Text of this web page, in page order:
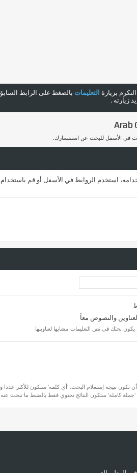
بزيارة التعليمات بالضغط على الرابط
زيارته .
في الأسفل للبحث عن استفسارك.
استخدم الروابط في الأسفل أو قم
والنصوص معاً
يكون بحثك في نص التعليمات مشابها لعناوينها
أن تكون نتيجة إستعلام البحث. 'أي كلمة' ستكون للأكثر عددا
'جملة كاملة' ستكون النتائج تحتوي فقط بالضبط ما تبحث عنه.